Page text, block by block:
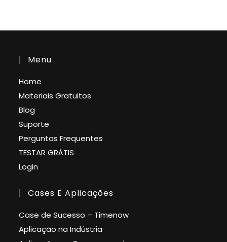
Menu
Home
Materiais Gratuitos
Blog
Suporte
Perguntas Frequentes
TESTAR GRÁTIS
Login
Cases E Aplicações
Case de Sucesso – Timenow
Aplicação na Indústria